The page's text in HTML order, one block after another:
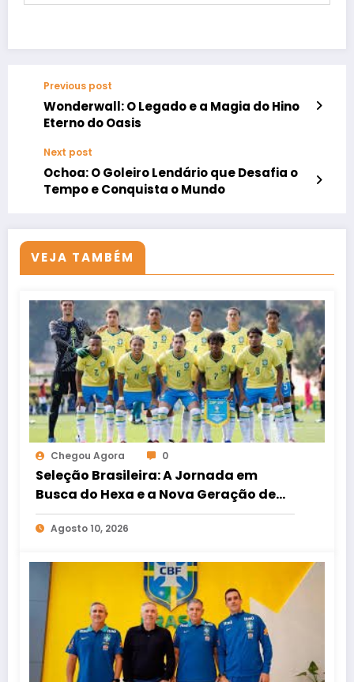
Previous post
Wonderwall: O Legado e a Magia do Hino
Eterno do Oasis
Next post
Ochoa: O Goleiro Lendário que Desafia o
Tempo e Conquista o Mundo
VEJA TAMBÉM
Chegou Agora 0
Seleção Brasileira: A Jornada em
Busca do Hexa e a Nova Geração de
Craques
Agosto 10, 2026